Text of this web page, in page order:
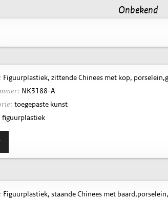
Onbekend
Figuurplastiek, zittende Chinees met kop,
NK3188-A
toegepaste kunst
figuurplastiek
Figuurplastiek, staande Chinees met